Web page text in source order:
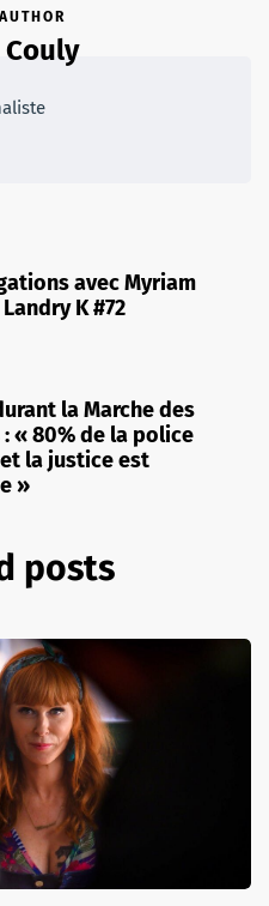
avec Myriam
K #72
la Marche des
« 80% de la police
la justice est
»
posts